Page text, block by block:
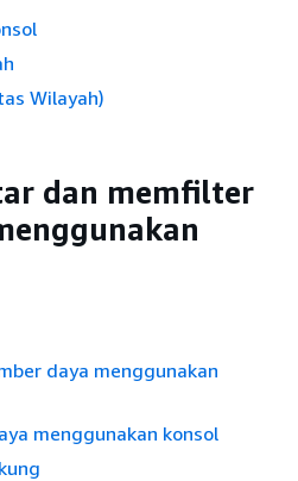
Wilayah)
dan memfilter
daya menggunakan
menggunakan konsol